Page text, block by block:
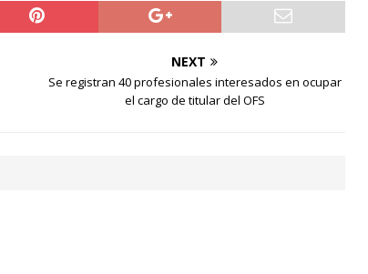
NEXT
Se registran 40 profesionales interesados en ocupar
el cargo de titular del OFS